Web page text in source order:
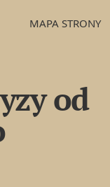
MAPA STRONY
od